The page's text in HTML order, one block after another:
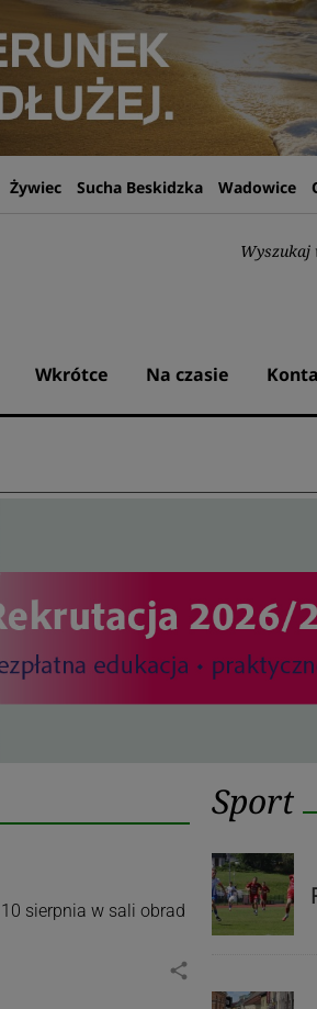
Żywiec Sucha Beskidzka Wadowice
Wkrótce Na czasie
sierpnia w sali obrad
share
Sport